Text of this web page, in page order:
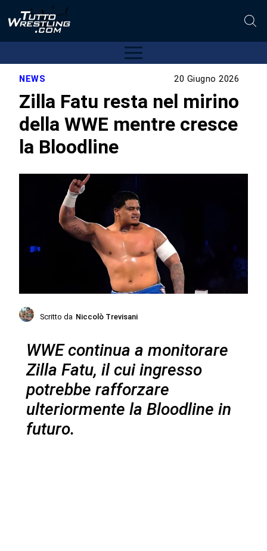
NEWS 20 Giugno 2026
Zilla Fatu resta nel mirino
della WWE mentre cresce
la Bloodline
Scritto da Niccolò Trevisani
WWE continua a monitorare
Zilla Fatu, il cui ingresso
potrebbe rafforzare
ulteriormente la Bloodline in
futuro.